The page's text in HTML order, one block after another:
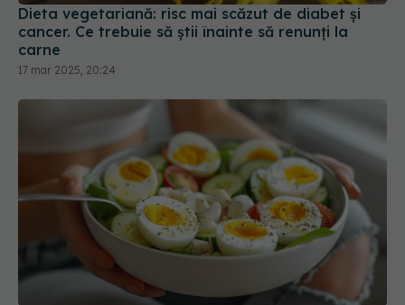
Dieta vegetariană: risc mai scăzut de diabet și
cancer. Ce trebuie să știi înainte să renunți la
carne
17 mar 2025, 20:24